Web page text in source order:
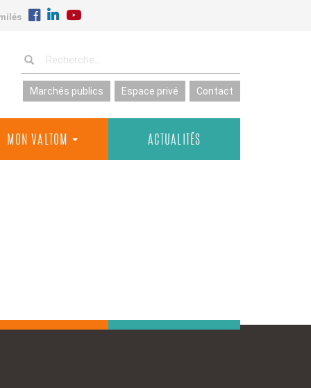
Marchés publics Espace privé Contact
MON VALTOM ACTUALITÉS